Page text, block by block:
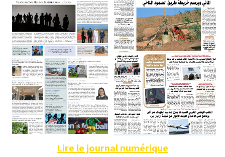
Lire le journal numérique